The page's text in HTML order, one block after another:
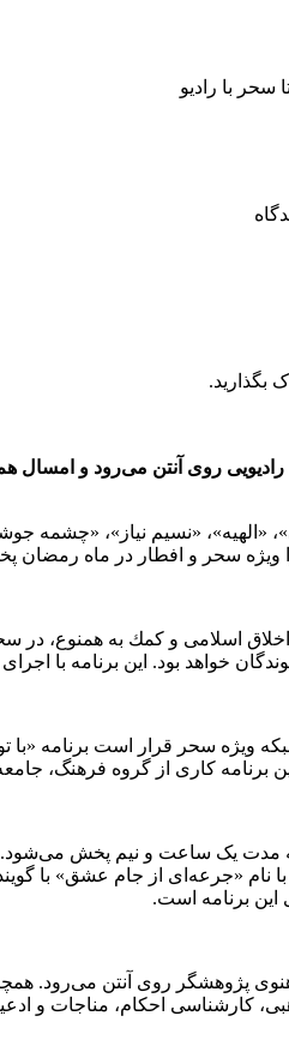
سحر با رادیو
بگذارید.
روی آنتن می‌رود و امسال
«نسیم نیاز»، «چشمه
ویژه سحر و افطار در ماه رمضان
بود. این برنامه با اجرای حمید رضا
ویژه سحر قرار است برنامه «با
یک ساعت و نیم پخش می‌شود.
با نام «جرعه‌ای از جام عشق»
برنامه است.
تهران است که ساعت ۱۷ با گویندگی احمد
کارشناسی احکام، مناجات و